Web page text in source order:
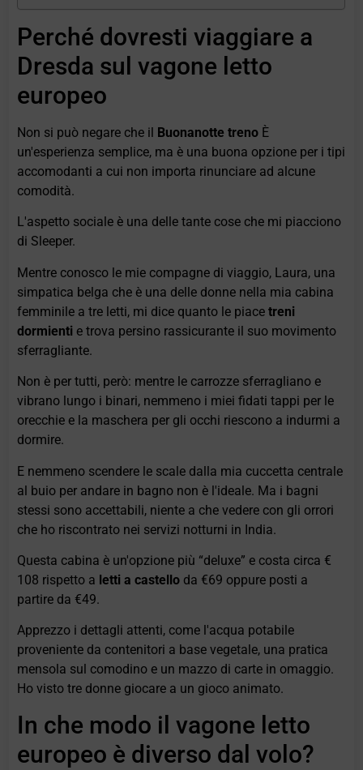
Perché dovresti viaggiare a
Dresda sul vagone letto
europeo
Non si può negare che il Buonanotte treno È
un'esperienza semplice, ma è una buona opzione per i tipi
accomodanti a cui non importa rinunciare ad alcune
comodità.
L'aspetto sociale è una delle tante cose che mi piacciono
di Sleeper.
Mentre conosco le mie compagne di viaggio, Laura, una
simpatica belga che è una delle donne nella mia cabina
femminile a tre letti, mi dice quanto le piacetreni
dormienti e trova persino rassicurante il suo movimento
sferragliante.
Non è per tutti, però: mentre le carrozze sferragliano e
vibrano lungo i binari, nemmeno i miei fidati tappi per le
orecchie e la maschera per gli occhi riescono a indurmi a
dormire.
E nemmeno scendere le scale dalla mia cuccetta centrale
al buio per andare in bagno non è l'ideale. Ma i bagni
stessi sono accettabili, niente a che vedere con gli orrori
che ho riscontrato nei servizi notturni in India.
Questa cabina è un'opzione più “deluxe” e costa circa €
108 rispetto a letti a castello da €69 oppure posti a
partire da €49.
Apprezzo i dettagli attenti, come l'acqua potabile
proveniente da contenitori a base vegetale, una pratica
mensola sul comodino e un mazzo di carte in omaggio.
Ho visto tre donne giocare a un gioco animato.
In che modo il vagone letto
europeo è diverso dal volo?